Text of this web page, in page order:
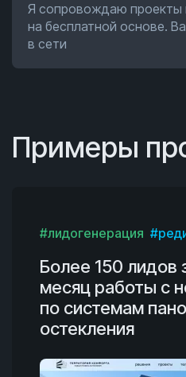
Я сопровождаю проекты
на бесплатной основе.
в сети
Примеры
#лидогенерация
Более 150 лидов
месяц работы с
по системам
остекления